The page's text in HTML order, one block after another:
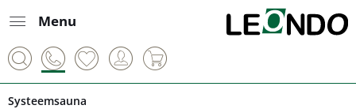
Menu
Systeemsauna